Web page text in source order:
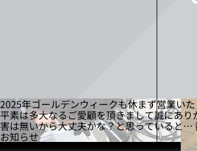
2025年ゴールデンウィークも休まず営業い
平素は多大なるご愛顧を頂きまして誠にあ
害は無いから大丈夫かな？と思っていると
お知らせ